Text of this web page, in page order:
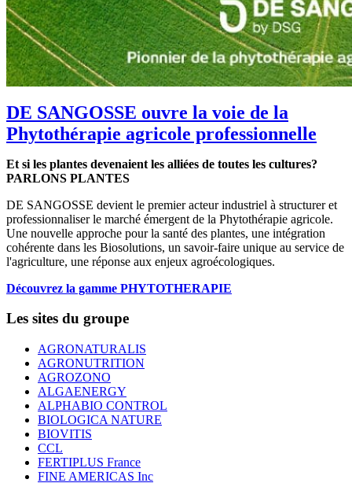
DE SANGOSSE ouvre la voie de la
Phytothérapie agricole professionnelle
Et si les plantes devenaient les alliées de toutes les cultures?
PARLONS PLANTES
DE SANGOSSE devient le premier acteur industriel à structurer et
professionnaliser le marché émergent de la Phytothérapie agricole.
Une nouvelle approche pour la santé des plantes, une intégration
cohérente dans les Biosolutions, un savoir-faire unique au service de
l'agriculture, une réponse aux enjeux agroécologiques.
Découvrez la gamme PHYTOTHERAPIE
Les sites du groupe
AGRONATURALIS
AGRONUTRITION
AGROZONO
ALGAENERGY
ALPHABIO CONTROL
BIOLOGICA NATURE
BIOVITIS
CCL
FERTIPLUS France
FINE AMERICAS Inc